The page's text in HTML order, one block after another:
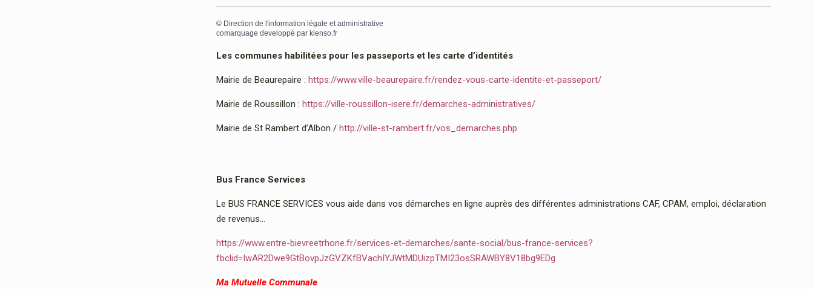
© Direction de l'information légale et administrative
comarquage developpé par kienso.fr
Les communes habilitées pour les passeports et les carte d’identités
Mairie de Beaurepaire : https://www.ville-beaurepaire.fr/rendez-vous-carte-identite-et-passeport/
Mairie de Roussillon : https://ville-roussillon-isere.fr/demarches-administratives/
Mairie de St Rambert d’Albon / http://ville-st-rambert.fr/vos_demarches.php
Bus France Services
Le BUS FRANCE SERVICES vous aide dans vos démarches en ligne auprès des différentes administrations CAF, CPAM, emploi, déclaration
de revenus…
https://www.entre-bievreetrhone.fr/services-et-demarches/sante-social/bus-france-services?
fbclid=IwAR2Dwe9GtBovpJzGVZKfBVachIYJWtMDUizpTMI23osSRAWBY8V18bg9EDg
Ma Mutuelle Communale